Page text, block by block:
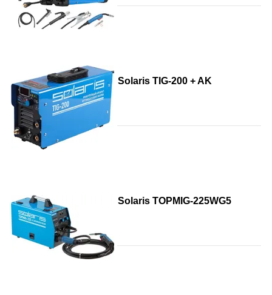
Solaris TIG-200 + AK
Solaris TOPMIG-225WG5